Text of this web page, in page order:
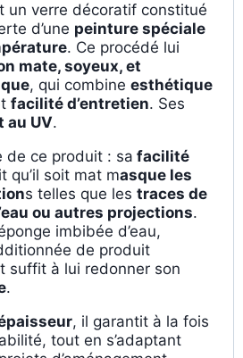
un verre décoratif constitué
d’une peinture spéciale
. Ce procédé lui
mate, soyeux, et
, qui combine esthétique
facilité d’entretien. Ses
au UV.
de ce produit : sa facilité
qu’il soit mat masque les
s telles que les traces de
ou autres projections.
imbibée d’eau,
de produit
suffit à lui redonner son
.
, il garantit à la fois
tout en s’adaptant